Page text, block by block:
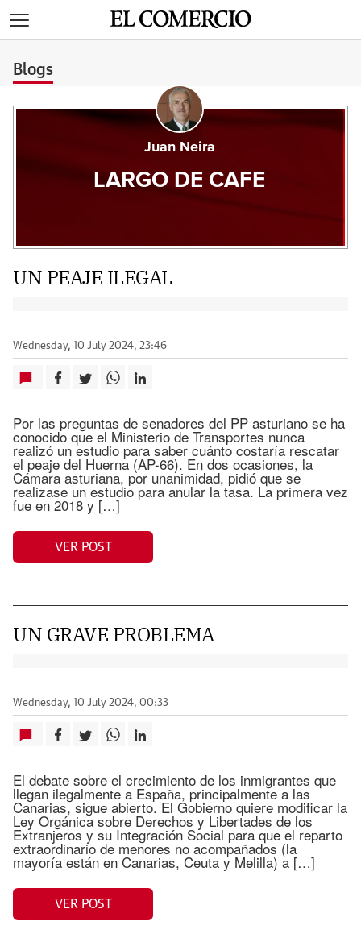
Blogs
Juan Neira
LARGO DE CAFE
UN PEAJE ILEGAL
Wednesday, 10 July 2024, 23:46
Por las preguntas de senadores del PP asturiano se ha
conocido que el Ministerio de Transportes nunca
realizó un estudio para saber cuánto costaría rescatar
el peaje del Huerna (AP-66). En dos ocasiones, la
Cámara asturiana, por unanimidad, pidió que se
realizase un estudio para anular la tasa. La primera vez
fue en 2018 y […]
VER POST
UN GRAVE PROBLEMA
Wednesday, 10 July 2024, 00:33
El debate sobre el crecimiento de los inmigrantes que
llegan ilegalmente a España, principalmente a las
Canarias, sigue abierto. El Gobierno quiere modificar la
Ley Orgánica sobre Derechos y Libertades de los
Extranjeros y su Integración Social para que el reparto
extraordinario de menores no acompañados (la
mayoría están en Canarias, Ceuta y Melilla) a […]
VER POST